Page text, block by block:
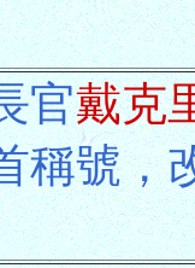
官戴克
稱號，